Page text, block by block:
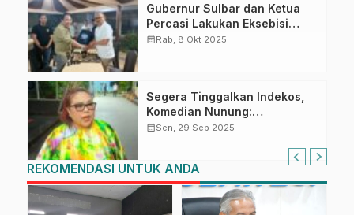
Gubernur Sulbar dan Ketua
Percasi Lakukan Eksebisi
Catur Jelang Launching
calendar_monthRab, 8 Okt 2025
Segera Tinggalkan Indekos,
Komedian Nunung:
Alhamdulillah
calendar_monthSen, 29 Sep 2025
REKOMENDASI UNTUK ANDA